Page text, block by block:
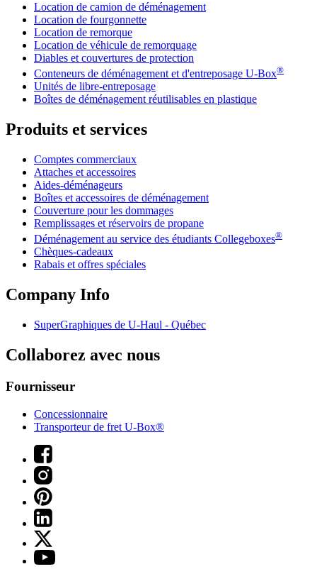
Location de camion de déménagement
Location de fourgonnette
Location de remorque
Location de véhicule de remorquage
Diables et couvertures de protection
Conteneurs de déménagement et d'entreposage U-Box®
Unités de libre-entreposage
Boîtes de déménagement réutilisables en plastique
Produits et services
Comptes commerciaux
Attaches et accessoires
Aides-déménageurs
Boîtes et accessoires de déménagement
Couverture pour les dommages
Remplissages et réservoirs de propane
Déménagement au service des étudiants Collegeboxes®
Chèques-cadeaux
Rabais et offres spéciales
Company Info
SuperGraphiques de U-Haul - Québec
Collaborez avec nous
Fournisseur
Concessionnaire
Transporteur de fret U-Box®